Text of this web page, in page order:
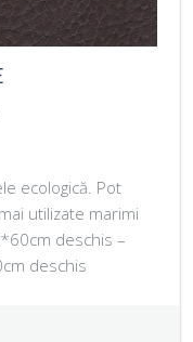
ecologică. Pot
utilizate marimi
deschis –
deschis